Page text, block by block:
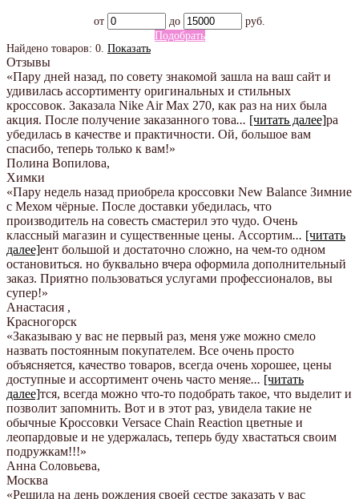
от до
руб.
Подобрать
Найдено товаров: 0 Показать
Отзывы
«Пару дней назад, по совету знакомой зашла на ваш сайт и
удивилась ассортименту оригинальных и стильных
кроссовок. Заказала Nike Air Max 270, как раз на них была
акция. После получение заказанного това... [читать далее]ра
убедилась в качестве и практичности. Ой, большое вам
спасибо, теперь только к вам!»
Полина Вопилова,
Химки
«Пару недель назад приобрела кроссовки New Balance Зимние
с Мехом чёрные. После доставки убедилась, что
производитель на совесть смастерил это чудо. Очень
классный магазин и существенные цены. Ассортим... [читать
далее]ент большой и достаточно сложно, на чем-то одном
остановиться. но буквально вчера оформила дополнительный
заказ. Приятно пользоваться услугами профессионалов, вы
супер!»
Анастасия ,
Красногорск
«Заказываю у вас не первый раз, меня уже можно смело
назвать постоянным покупателем. Все очень просто
объясняется, качество товаров, всегда очень хорошее, цены
доступные и ассортимент очень часто меняе... [читать
далее]тся, всегда можно что-то подобрать такое, что выделит и
позволит запомнить. Вот и в этот раз, увидела такие не
обычные Кроссовки Versace Chain Reaction цветные и
леопардовые и не удержалась, теперь буду хвастаться своим
подружкам!!!»
Анна Соловьева,
Москва
«Решила на день рождения своей сестре заказать у вас